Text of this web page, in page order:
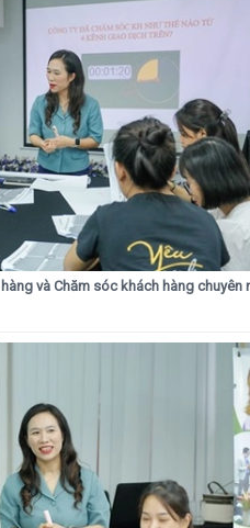
và Chăm sóc khách hàng chuyên